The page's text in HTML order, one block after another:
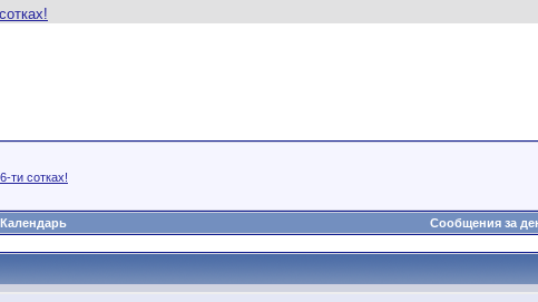
ти сотках!
Календарь Сообщения за